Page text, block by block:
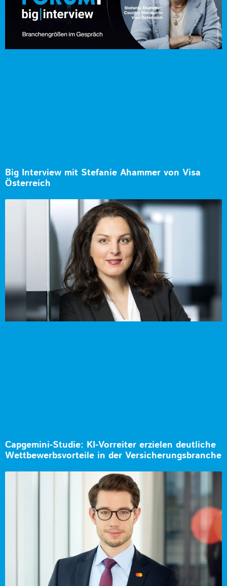
Big Interview mit Stefanie Ahammer von Visa
Österreich
Capgemini-Studie: KI-Vorreiter erzielen deutliche
Wettbewerbsvorteile in der Versicherungsbranche